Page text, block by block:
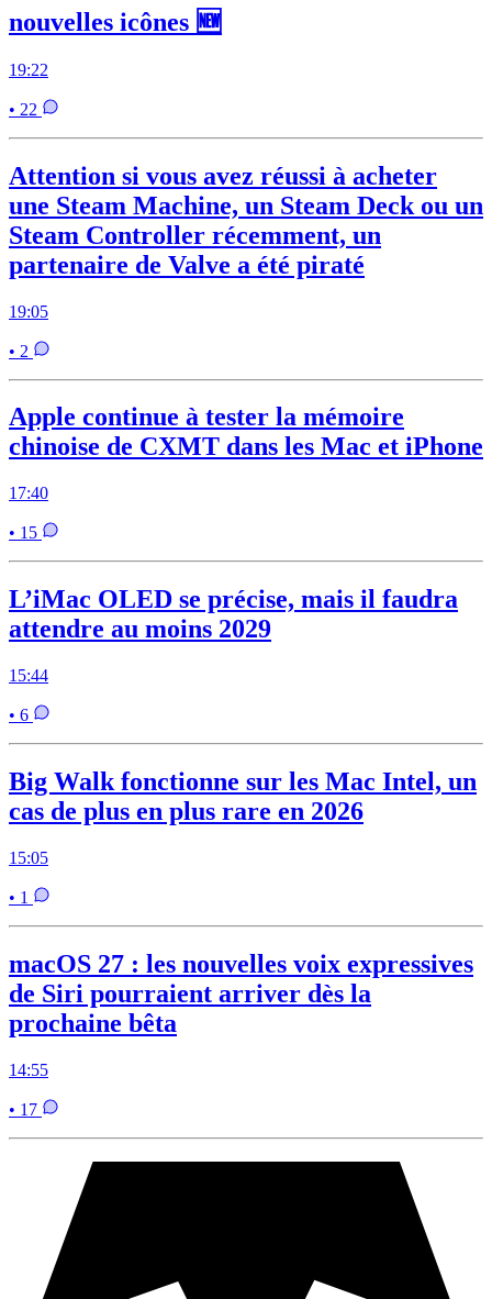
nouvelles icônes 🆕
19:22
• 22
Attention si vous avez réussi à acheter
une Steam Machine, un Steam Deck ou un
Steam Controller récemment, un
partenaire de Valve a été piraté
19:05
• 2
Apple continue à tester la mémoire
chinoise de CXMT dans les Mac et iPhone
17:40
• 15
L’iMac OLED se précise, mais il faudra
attendre au moins 2029
15:44
• 6
Big Walk fonctionne sur les Mac Intel, un
cas de plus en plus rare en 2026
15:05
• 1
macOS 27 : les nouvelles voix expressives
de Siri pourraient arriver dès la
prochaine bêta
14:55
• 17